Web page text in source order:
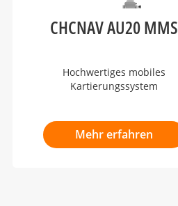
CHCNAV AU20 MMS
Hochwertiges mobiles
Kartierungssystem
Mehr erfahren